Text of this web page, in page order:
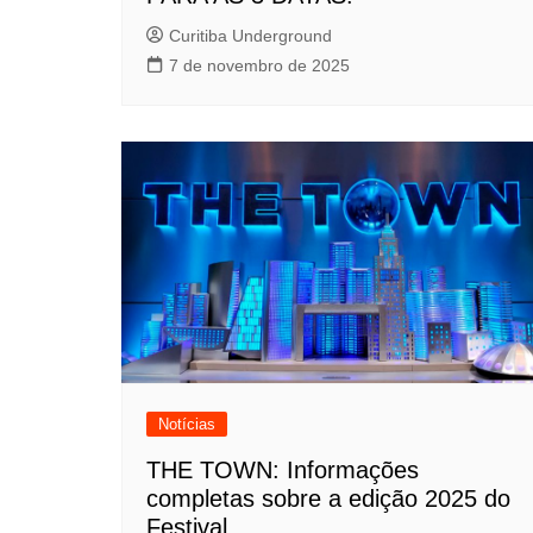
Curitiba Underground
7 de novembro de 2025
Notícias
THE TOWN: Informações
completas sobre a edição 2025 do
Festival